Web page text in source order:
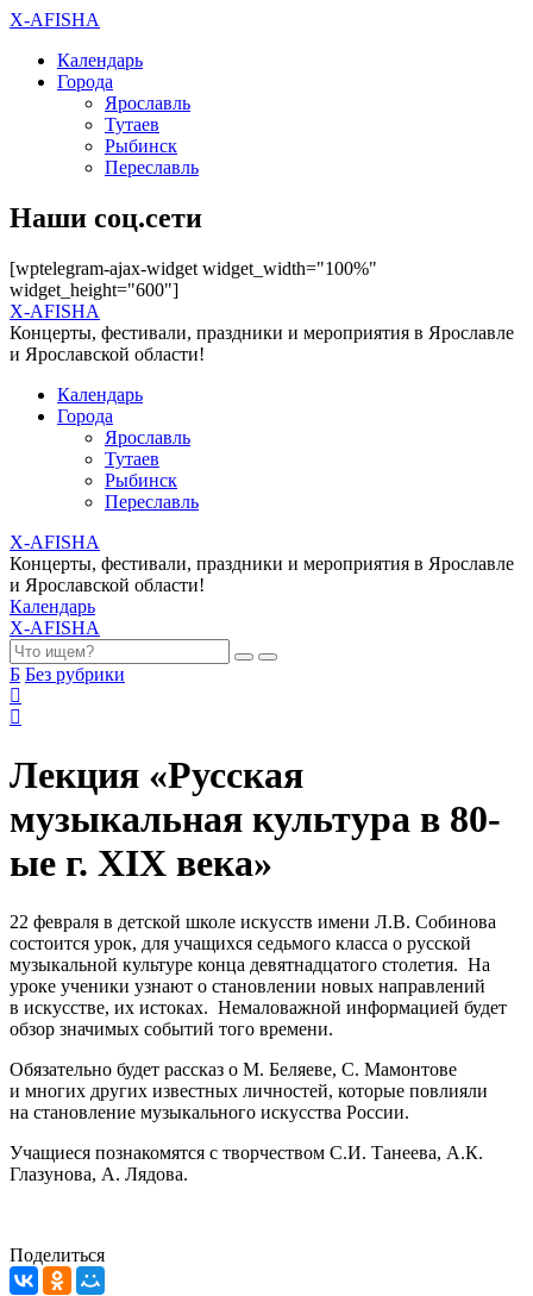
X-AFISHA
Календарь
Города
Ярославль
Тутаев
Рыбинск
Переславль
Наши соц.сети
[wptelegram-ajax-widget widget_width="100%"
widget_height="600"]
X-AFISHA
Концерты, фестивали, праздники и мероприятия в Ярославле
и Ярославской области!
Календарь
Города
Ярославль
Тутаев
Рыбинск
Переславль
X-AFISHA
Концерты, фестивали, праздники и мероприятия в Ярославле
и Ярославской области!
Календарь
X-AFISHA
Б Без рубрики
Лекция «Русская
музыкальная культура в 80-
ые г. XIX века»
22 февраля в детской школе искусств имени Л.В. Собинова
состоится урок, для учащихся седьмого класса о русской
музыкальной культуре конца девятнадцатого столетия. На
уроке ученики узнают о становлении новых направлений
в искусстве, их истоках. Немаловажной информацией будет
обзор значимых событий того времени.
Обязательно будет рассказ о М. Беляеве, С. Мамонтове
и многих других известных личностей, которые повлияли
на становление музыкального искусства России.
Учащиеся познакомятся с творчеством С.И. Танеева, А.К.
Глазунова, А. Лядова.
Поделиться